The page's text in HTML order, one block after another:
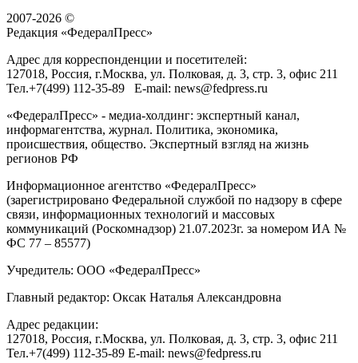
2007-2026 ©
Редакция «ФедералПресс»
Адрес для корреспонденции и посетителей:
127018, Россия, г.Москва, ул. Полковая, д. 3, стр. 3, офис 211
Тел.+7(499) 112-35-89 E-mail: news@fedpress.ru
«ФедералПресс» - медиа-холдинг: экспертный канал,
информагентства, журнал. Политика, экономика,
происшествия, общество. Экспертный взгляд на жизнь
регионов РФ
Информационное агентство «ФедералПресс»
(зарегистрировано Федеральной службой по надзору в сфере
связи, информационных технологий и массовых
коммуникаций (Роскомнадзор) 21.07.2023г. за номером ИА №
ФС 77 – 85577)
Учредитель: ООО «ФедералПресс»
Главный редактор: Оксак Наталья Александровна
Адрес редакции:
127018, Россия, г.Москва, ул. Полковая, д. 3, стр. 3, офис 211
Тел.+7(499) 112-35-89 E-mail: news@fedpress.ru